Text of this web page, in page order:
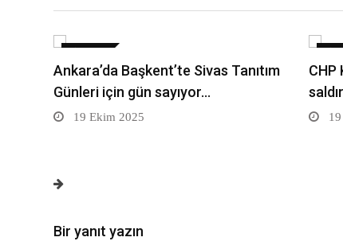
Ankara’da Başkent’te Sivas Tanıtım
Günleri için gün sayıyor…
19 Ekim 2025
CHP
Bir yanıt yazın